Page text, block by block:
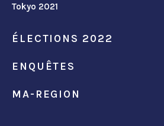
Tokyo 2021
ÉLECTIONS 2022
ENQUÊTES
MA-REGION